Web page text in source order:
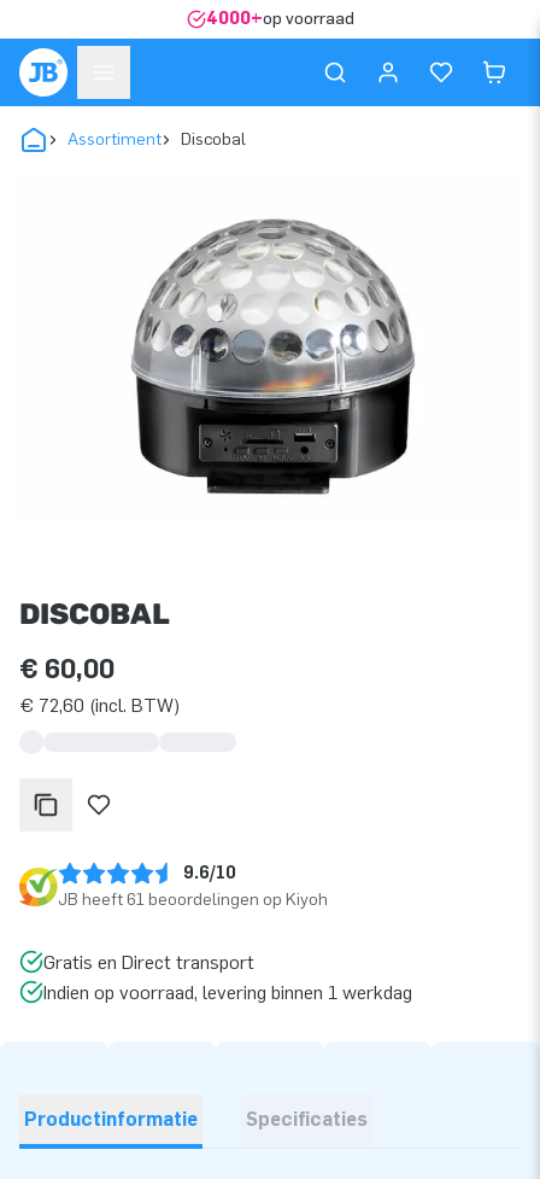
4000+op voorraad
Assortiment Discobal
DISCOBAL
€ 60,00
€ 72,60 (incl. BTW)
9.6/10
JB heeft 61 beoordelingen op Kiyoh
Gratis en Direct transport
Indien op voorraad, levering binnen 1 werkdag
Productinformatie Specificaties